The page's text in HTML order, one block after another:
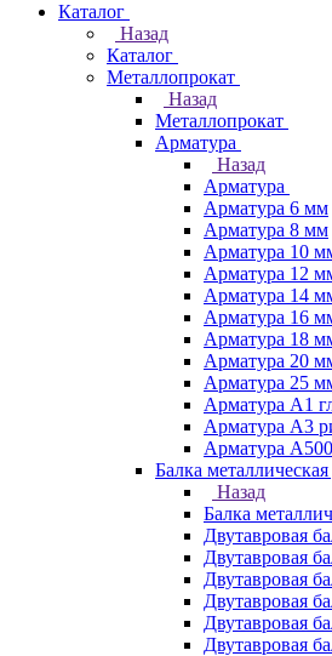
Каталог
Назад
Каталог
Металлопрокат
Назад
Металлопрокат
Арматура
Назад
Арматура
Арматура 6 мм
Арматура 8 мм
Арматура 10
Арматура 12
Арматура 14
Арматура 16
Арматура 18
Арматура 20
Арматура 25
Арматура А1
Арматура А3
Арматура
Балка
Назад
Балка
Двутавровая
Двутавровая
Двутавровая
Двутавровая
Двутавровая
Двутавровая